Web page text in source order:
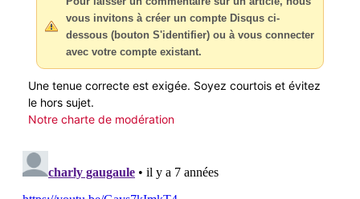
vous invitons à créer un compte Disqus ci-
dessous (bouton S'identifier) ou à vous connecter
avec votre compte existant.
Une tenue correcte est exigée. Soyez courtois et évitez
le hors sujet.
Notre charte de modération